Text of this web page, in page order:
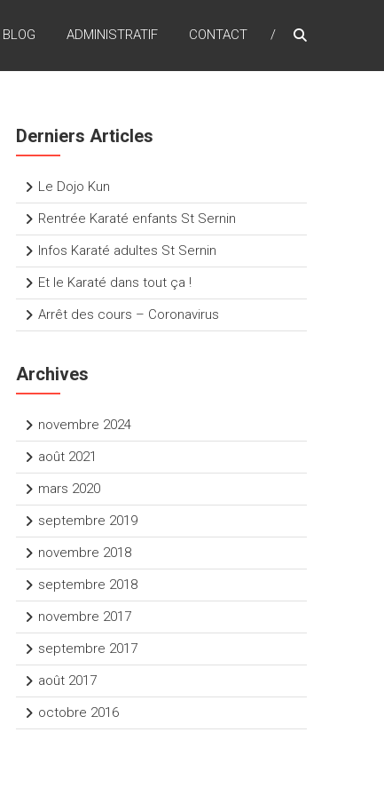
BLOG ADMINISTRATIF CONTACT
Derniers Articles
Le Dojo Kun
Rentrée Karaté enfants St Sernin
Infos Karaté adultes St Sernin
Et le Karaté dans tout ça !
Arrêt des cours – Coronavirus
Archives
novembre 2024
août 2021
mars 2020
septembre 2019
novembre 2018
septembre 2018
novembre 2017
septembre 2017
août 2017
octobre 2016